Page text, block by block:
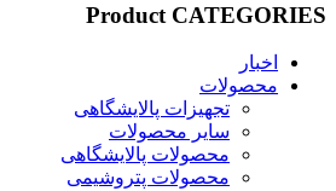
Product CATEGORIES
اخبار
محصولات
تجهیزات پالایشگاهی
سایر محصولات
محصولات پالایشگاهی
محصولات پتروشیمی